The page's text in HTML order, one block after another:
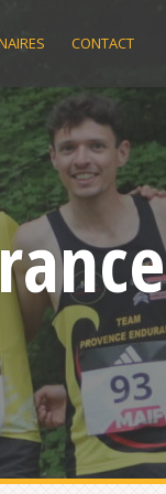
CONTACT